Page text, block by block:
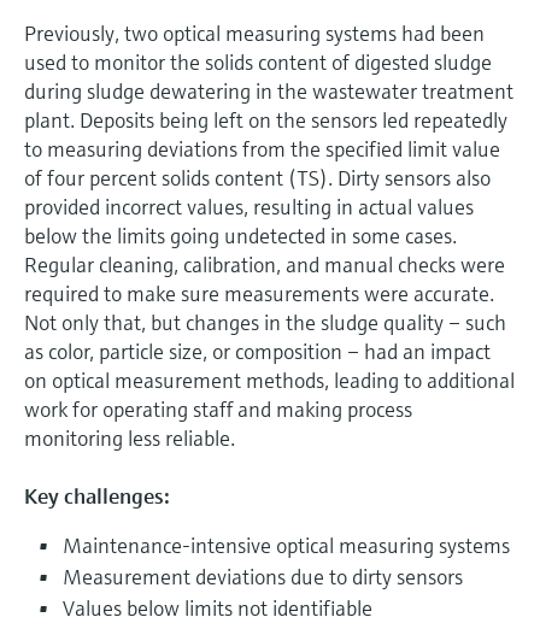
Previously, two optical measuring systems had been
used to monitor the solids content of digested sludge
during sludge dewatering in the wastewater treatment
plant. Deposits being left on the sensors led repeatedly
to measuring deviations from the specified limit value
of four percent solids content (TS). Dirty sensors also
provided incorrect values, resulting in actual values
below the limits going undetected in some cases.
Regular cleaning, calibration, and manual checks were
required to make sure measurements were accurate.
Not only that, but changes in the sludge quality – such
as color, particle size, or composition – had an impact
on optical measurement methods, leading to additional
work for operating staff and making process
monitoring less reliable.
Key challenges:
Maintenance-intensive optical measuring systems
Measurement deviations due to dirty sensors
Values below limits not identifiable